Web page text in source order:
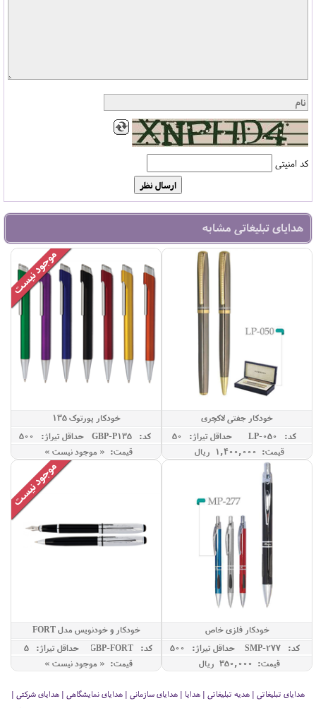
کد امنیتی
هدایای تبلیغاتی مشابه
خودکار جفتی لاکچری
کد: LP-050
حداقل تيراژ: 50
قیمت: 1,400,000 ريال
خودکار پورتوک 135
کد: GBP-P135
حداقل تيراژ: 500
قیمت: « موجود نیست »
خودکار فلزی خاص
کد: SMP-277
حداقل تيراژ: 500
قیمت: 350,000 ريال
خودکار و خودنویس مدل FORT
کد: GBP-FORT
حداقل تيراژ: 5
قیمت: « موجود نیست »
هدایای تبلیغاتی | هدیه تبلیغاتی | هدایا | هدایای سازمانی | هدایای نمایشگاهی | هدایای شرکتی |